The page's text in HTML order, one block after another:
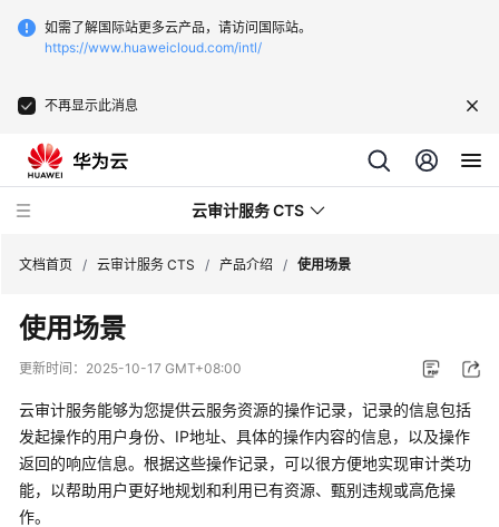
如需了解国际站更多云产品，请访问国际站。
https://www.huaweicloud.com/intl/
不再显示此消息
云审计服务 CTS
最
新
态
产
品
文档首页 / 云审计服务 CTS / 产品介绍 / 使用场景
使用场景
更新时间： 2025-10-17 GMT+08:00
云审计服务能够为您提供云服务资源的操作记录，记录的信息包括
发起操作的用户身份、IP地址、具体的操作内容的信息，以及操作
返回的响应信息。根据这些操作记录，可以很方便地实现审计类功
能，以帮助用户更好地规划和利用已有资源、甄别违规或高危操
作。